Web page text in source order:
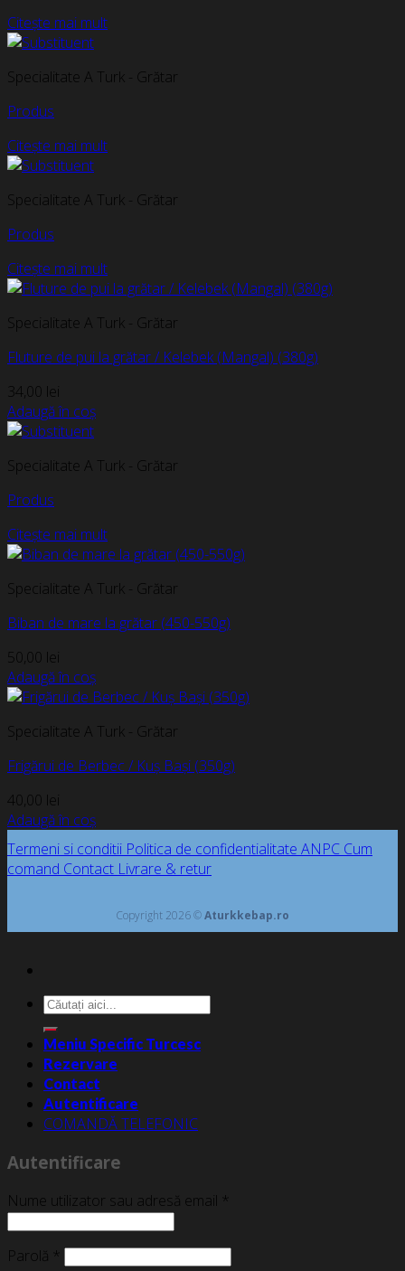
Citește mai mult
Specialitate A Turk - Grătar
Produs
Citește mai mult
Specialitate A Turk - Grătar
Produs
Citește mai mult
Specialitate A Turk - Grătar
Fluture de pui la grătar / Kelebek (Mangal) (380g)
34,00 lei
Adaugă în coș
Specialitate A Turk - Grătar
Produs
Citește mai mult
Specialitate A Turk - Grătar
Biban de mare la grătar (450-550g)
50,00 lei
Adaugă în coș
Specialitate A Turk - Grătar
Frigărui de Berbec / Kuș Bași (350g)
40,00 lei
Adaugă în coș
Termeni si conditii Politica de confidentialitate ANPC Cum
comand Contact Livrare & retur
Copyright 2026 ©Aturkkebap.ro
Caută
după:
Meniu Specific Turcesc
Rezervare
Contact
Autentificare
COMANDĂ TELEFONIC
Autentificare
Nume utilizator sau adresă email *
Parolă *